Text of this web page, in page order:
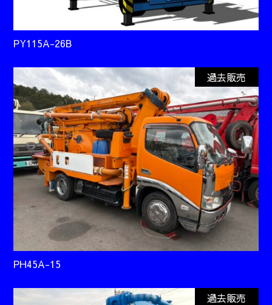
PY115A-26B
過去販売
PH45A-15
過去販売